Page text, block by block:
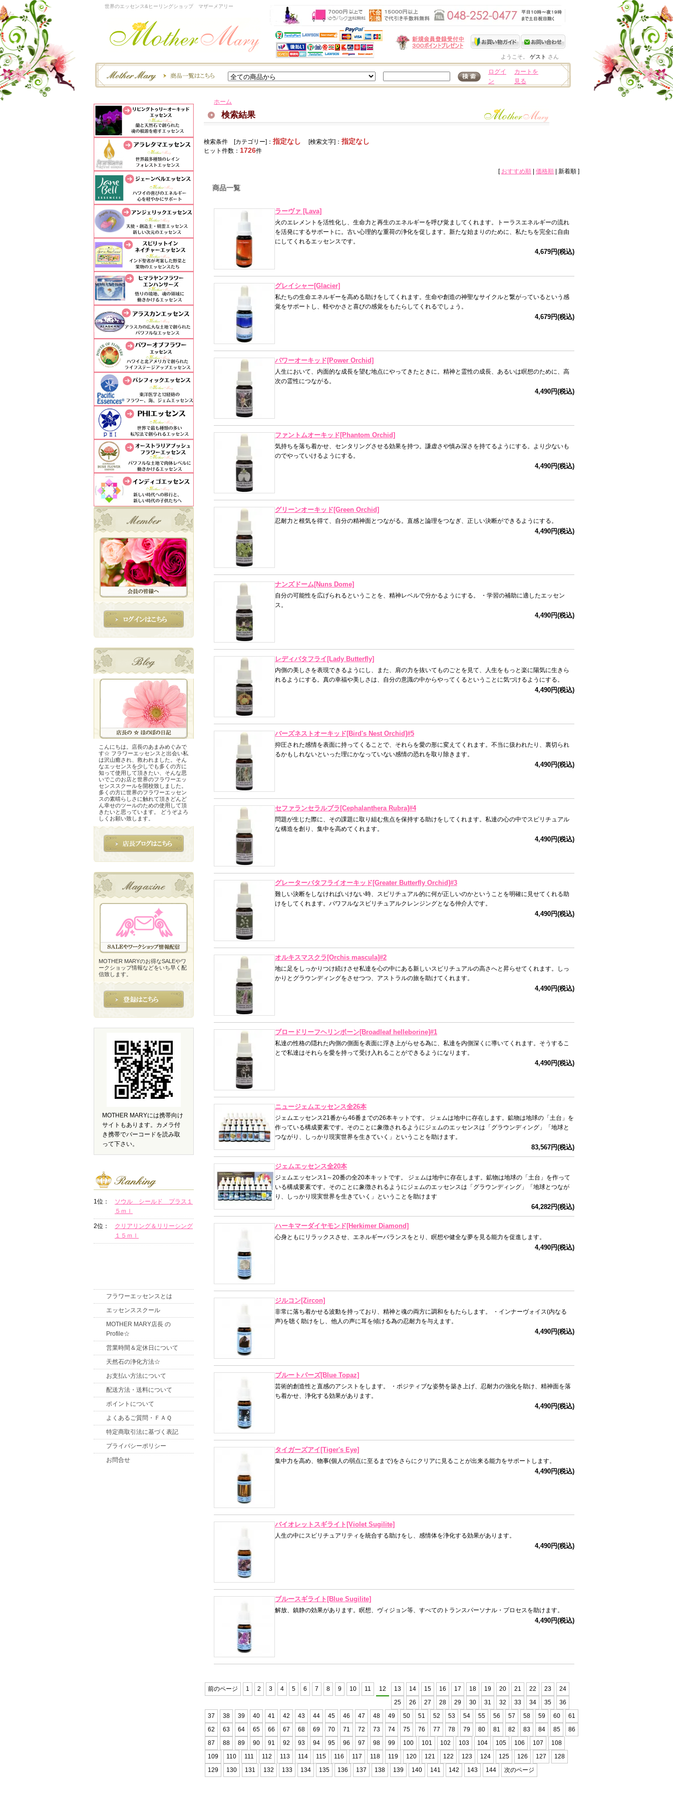
世界のエッセンス&ヒーリングショップ マザーメアリー
ようこそ。 ゲスト さん
ログイ
ン
カートを
見る
ホーム
検索結果
検索条件 [カテゴリー]： 指定なし [検索文字]： 指定なし
ヒット件数： 1726件
[ おすすめ順 価格順 | 新着順 ]
商品一覧
ラーヴァ [Lava]
火のエレメントを活性化し、生命力と再生のエネルギーを呼び覚ましてくれます。トーラスエネルギーの流れ
を活発にするサポートに。古い心理的な重荷の浄化を促します。新たな始まりのために、私たちを完全に自由
にしてくれるエッセンスです。
4,679円(税込)
グレイシャー[Glacier]
私たちの生命エネルギーを高める助けをしてくれます。生命や創造の神聖なサイクルと繋がっているという感
覚をサポートし、軽やかさと喜びの感覚をもたらしてくれるでしょう。
4,679円(税込)
パワーオーキッド[Power Orchid]
人生において、内面的な成長を望む地点にやってきたときに。精神と霊性の成長、あるいは瞑想のために、高
次の霊性につながる。
4,490円(税込)
ファントムオーキッド[Phantom Orchid]
気持ちを落ち着かせ、センタリングさせる効果を持つ。謙虚さや慎み深さを持てるようにする。より少ないも
のでやっていけるようにする。
4,490円(税込)
グリーンオーキッド[Green Orchid]
忍耐力と根気を得て、自分の精神面とつながる。直感と論理をつなぎ、正しい決断ができるようにする。
4,490円(税込)
ナンズドーム[Nuns Dome]
自分の可能性を広げられるということを、精神レベルで分かるようにする。 ・学習の補助に適したエッセン
ス。
4,490円(税込)
レディバタフライ[Lady Butterfly]
内側の美しさを表現できるようにし、また、肩の力を抜いてものごとを見て、人生をもっと楽に陽気に生きら
れるようにする。真の幸福や美しさは、自分の意識の中からやってくるということに気づけるようにする。
4,490円(税込)
バーズネストオーキッド[Bird's Nest Orchid]#5
抑圧された感情を表面に持ってくることで、それらを愛の形に変えてくれます。不当に扱われたり、裏切られ
るかもしれないといった理にかなっていない感情の恐れを取り除きます。
4,490円(税込)
セファランセラルブラ[Cephalanthera Rubra]#4
問題が生じた際に、その課題に取り組む焦点を保持する助けをしてくれます。私達の心の中でスピリチュアル
な構造を創り、集中を高めてくれます。
4,490円(税込)
グレーターバタフライオーキッド[Greater Butterfly Orchid]#3
難しい決断をしなければいけない時、スピリチュアル的に何が正しいのかということを明確に見せてくれる助
けをしてくれます。パワフルなスピリチュアルクレンジングとなる仲介人です。
4,490円(税込)
オルキスマスクラ[Orchis mascula]#2
地に足をしっかりつけ続けさせ私達を心の中にある新しいスピリチュアルの高さへと昇らせてくれます。しっ
かりとグラウンディングをさせつつ、アストラルの旅を助けてくれます。
4,490円(税込)
ブロードリーフヘリンボーン[Broadleaf helleborine]#1
私達の性格の隠れた内側の側面を表面に浮き上がらせる為に、私達を内側深くに導いてくれます。そうするこ
とで私達はそれらを愛を持って受け入れることができるようになります。
4,490円(税込)
ニュージェムエッセンス全26本
ジェムエッセンス21番から46番までの26本キットです。 ジェムは地中に存在します。鉱物は地球の「土台」を
作っている構成要素です。そのことに象徴されるようにジェムのエッセンスは「グラウンディング」「地球と
つながり、しっかり現実世界を生きていく」ということを助けます。
83,567円(税込)
ジェムエッセンス全20本
ジェムエッセンス1～20番の全20本キットです。 ジェムは地中に存在します。鉱物は地球の「土台」を作って
いる構成要素です。そのことに象徴されるようにジェムのエッセンスは「グラウンディング」「地球とつなが
り、しっかり現実世界を生きていく」ということを助けます
64,282円(税込)
ハーキマーダイヤモンド[Herkimer Diamond]
心身ともにリラックスさせ、エネルギーバランスをとり、瞑想や健全な夢を見る能力を促進します。
4,490円(税込)
ジルコン[Zircon]
非常に落ち着かせる波動を持っており、精神と魂の両方に調和をもたらします。 ・インナーヴォイス(内なる
声)を聴く助けをし、他人の声に耳を傾ける為の忍耐力を与えます。
4,490円(税込)
ブルートパーズ[Blue Topaz]
芸術的創造性と直感のアシストをします。 ・ポジティブな姿勢を築き上げ、忍耐力の強化を助け、精神面を落
ち着かせ、浄化する効果があります。
4,490円(税込)
タイガーズアイ[Tiger's Eye]
集中力を高め、物事(個人の弱点に至るまで)をさらにクリアに見ることが出来る能力をサポートします。
4,490円(税込)
バイオレットスギライト[Violet Sugilite]
人生の中にスピリチュアリティを統合する助けをし、感情体を浄化する効果があります。
4,490円(税込)
ブルースギライト[Blue Sugilite]
解放、鎮静の効果があります。瞑想、ヴィジョン等、すべてのトランスパーソナル・プロセスを助けます。
4,490円(税込)
前のページ 1 2 3 4 5 6 7 8 9 10 11 12 13 14 15 16 17 18 19 20 21 22 23
24
25
26 27 28 29 30 31 32 33 34 35
36
37
38 39 40 41 42 43 44 45 46 47 48 49 50 51 52 53 54 55 56 57 58 59 60
61
62
63 64 65 66 67 68 69 70 71 72 73 74 75 76 77 78 79 80 81 82 83 84 85
86
87
88 89 90 91 92 93 94 95 96 97 98 99 100 101 102 103 104 105 106 107
108
109
110 111 112 113 114 115 116 117 118 119 120 121 122 123 124 125 126 127
128
129
130 131 132 133 134 135 136 137 138 139 140 141 142 143 144 次のページ
こんにちは。店長のあまみめぐみで
す☆ フラワーエッセンスと出会い私
は沢山癒され、救われました。そん
なエッセンスを少しでも多くの方に
知って使用して頂きたい、そんな思
いでこのお店と世界のフラワーエッ
センススクールを開校致しました。
多くの方に世界のフラワーエッセン
スの素晴らしさに触れて頂きどんど
ん幸せのツールのための使用して頂
きたいと思っています。 どうぞよろ
しくお願い致します。
MOTHER MARYのお得なSALEやワ
ークショップ情報などをいち早く配
信致します。
MOTHER MARYには携帯向け
サイトもあります。カメラ付
き携帯でバーコードを読み取
って下さい。
1位：
ソウル シールド プラス１
５ｍｌ
2位：
クリアリング＆リリーシング
１５ｍｌ
フラワーエッセンスとは
エッセンススクール
MOTHER MARY店長 の
Profile☆
営業時間＆定休日について
天然石の浄化方法☆
お支払い方法について
配送方法・送料について
ポイントについて
よくあるご質問・ＦＡＱ
特定商取引法に基づく表記
プライバシーポリシー
お問合せ